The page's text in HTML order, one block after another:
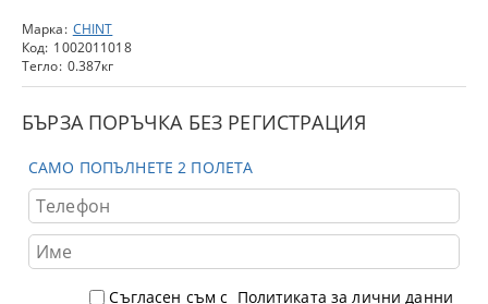
Марка: CHINT
Код: 1002011018
Тегло: 0.387кг
БЪРЗА ПОРЪЧКА БЕЗ РЕГИСТРАЦИЯ
САМО ПОПЪЛНЕТЕ 2 ПОЛЕТА
Съгласен съм с Политиката за лични данни